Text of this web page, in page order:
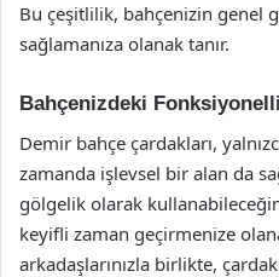
Bu çeşitlilik, bahçenizin genel
sağlamanıza olanak tanır.
Bahçenizdeki
Demir bahçe çardakları,
zamanda işlevsel bir alan da
gölgelik olarak
keyifli zaman geçirmenize
arkadaşlarınızla birlikte,